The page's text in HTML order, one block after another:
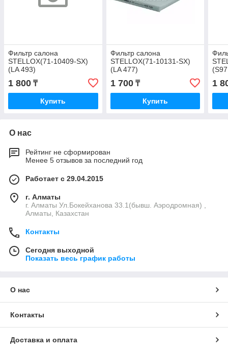
Фильтр салона
STELLOX(71-10409-SX)
(LA 493)
1 800 ₸
Купить
Фильтр салона
STELLOX(71-10131-SX)
(LA 477)
1 700₸
Купить
1
О нас
Рейтинг не сформирован
Менее 5 отзывов за последний год
Работает с 29.04.2015
г. Алматы
г. Алматы Ул.Бокейханова 33.1(бывш. Аэродромная) ,
Алматы, Казахстан
Контакты
Сегодня выходной
Показать весь график работы
О нас
Контакты
Доставка и оплата